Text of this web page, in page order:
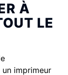
À
LE
imprimeur